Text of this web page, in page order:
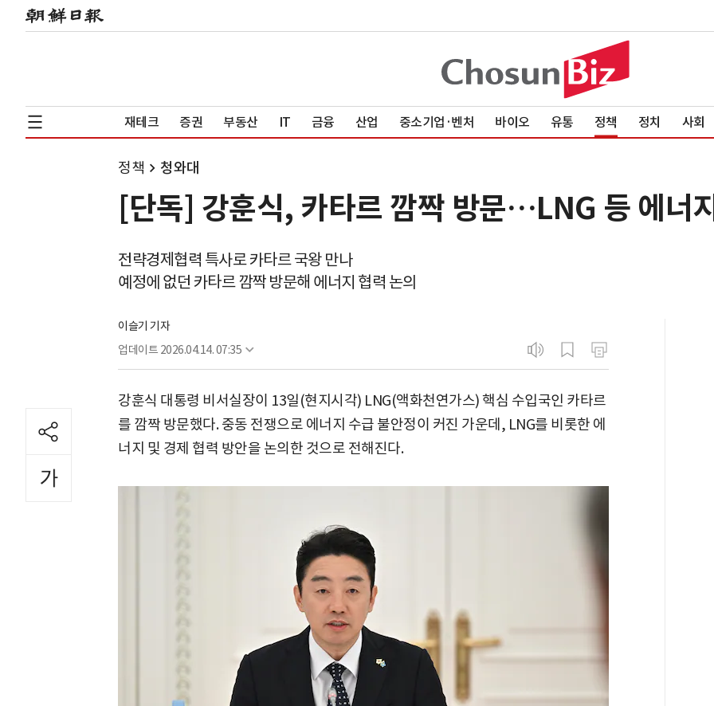
재테크 증권 부동산 IT 금융 산업 중소기업·벤처 바이오 유통 정책 정치 사회
정책 청와대
[단독] 강훈식, 카타르 깜짝 방문…LNG 등 에너
전략경제협력 특사로 카타르 국왕 만나
예정에 없던 카타르 깜짝 방문해 에너지 협력 논의
이슬기 기자
업데이트 2026.04.14. 07:35
강훈식 대통령 비서실장이 13일(현지시각) LNG(액화천연가스) 핵심 수입국인 카타르
를 깜짝 방문했다. 중동 전쟁으로 에너지 수급 불안정이 커진 가운데, LNG를 비롯한 에
너지 및 경제 협력 방안을 논의한 것으로 전해진다.